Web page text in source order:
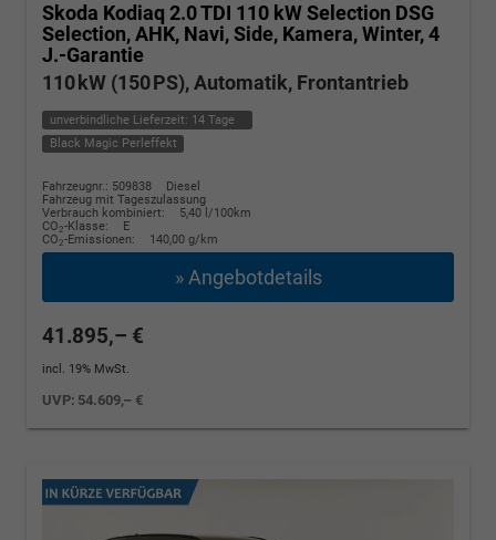
Skoda Kodiaq 2.0 TDI 110 kW Selection DSG
Selection, AHK, Navi, Side, Kamera, Winter, 4
J.-Garantie
110 kW (150 PS), Automatik, Frontantrieb
unverbindliche Lieferzeit: 14 Tage
Black Magic Perleffekt
Fahrzeugnr.: 509838
Diesel
Fahrzeug mit Tageszulassung
Verbrauch kombiniert:
5,40 l/100km
CO2-Klasse:
E
CO2-Emissionen: 140,00 g/km
» Angebotdetails
41.895,– €
incl. 19% MwSt.
UVP: 54.609,– €